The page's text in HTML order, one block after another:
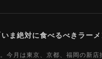
今月は東京、京都、福岡の新店